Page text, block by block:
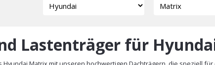
Lastenträger für